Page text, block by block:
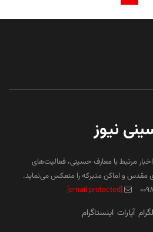
نیوز
مرتبط با معارف حسینی، فعالیت‌های
مقدس و اماکن متبرکه را منعکس می‌نماید.
[email protected]
آپارات اینستاگرام